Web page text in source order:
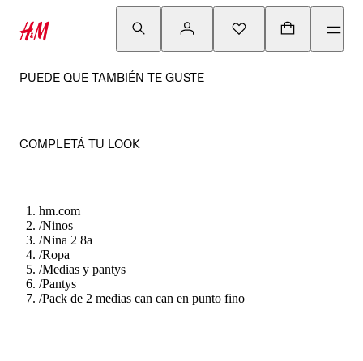
PUEDE QUE TAMBIÉN TE GUSTE
COMPLETÁ TU LOOK
hm.com
/Ninos
/Nina 2 8a
/Ropa
/Medias y pantys
/Pantys
/Pack de 2 medias can can en punto fino